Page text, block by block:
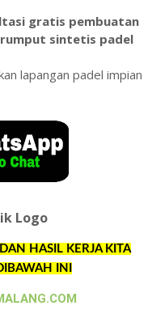
gratis pembuatan
rumput sintetis padel
lapangan padel impian
Logo
HASIL KERJA KITA
INI